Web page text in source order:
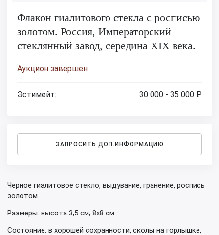
Флакон гиалитового стекла с росписью
золотом. Россия, Императорский
стеклянный завод, середина XIX века.
Аукцион завершен.
Эстимейт: 30 000 - 35 000 ₽
ЗАПРОСИТЬ ДОП.ИНФОРМАЦИЮ
Черное гиалитовое стекло, выдувание, гранение, роспись
золотом.
Размеры: высота 3,5 см, 8х8 см.
Состояние: в хорошей сохранности, сколы на горлышке,